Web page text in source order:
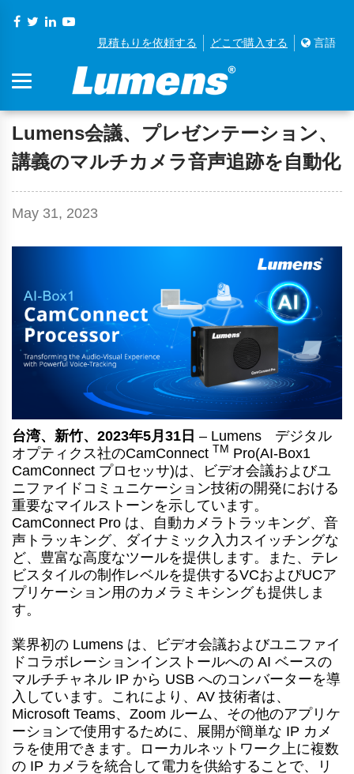
見積もりを依頼する どこで購入する 言語
Lumens会議、プレゼンテーション、
講義のマルチカメラ音声追跡を自動化
May 31, 2023
台湾、新竹、2023年5月31日 – Lumens
デジタル
オプティクス社のCamConnect TM Pro(AI-Box1
CamConnect プロセッサ)は、ビデオ会議およびユ
ニファイドコミュニケーション技術の開発における
重要なマイルストーンを示しています。
CamConnect Pro は、自動カメラトラッキング、音
声トラッキング、ダイナミック入力スイッチングな
ど、豊富な高度なツールを提供します。また、テレ
ビスタイルの制作レベルを提供するVCおよびUCア
プリケーション用のカメラミキシングも提供しま
す。
業界初の Lumens は、ビデオ会議およびユニファイ
ドコラボレーションインストールへの AI ベースの
マルチチャネル IP から USB へのコンバーターを導
入しています。これにより、AV 技術者は、
Microsoft Teams、Zoom ルーム、その他のアプリケ
ーションで使用するために、展開が簡単な IP カメ
ラを使用できます。ローカルネットワーク上に複数
の IP カメラを統合して電力を供給することで、リ